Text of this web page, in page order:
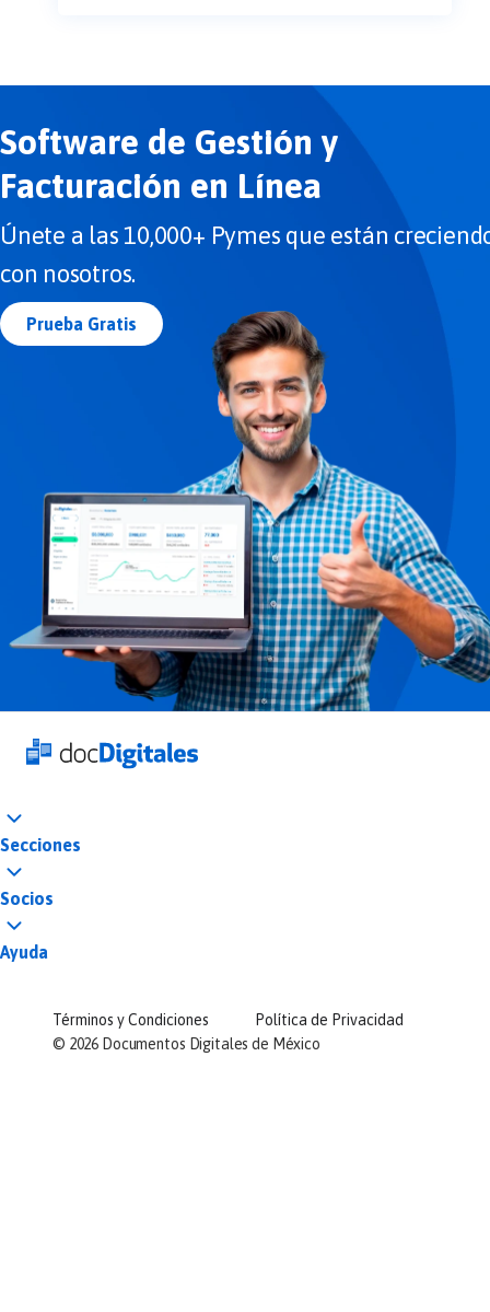
Software de Gestión y
Facturación en Línea
Únete a las 10,000+ Pymes que están
con nosotros.
Prueba Gratis
Secciones
Socios
Ayuda
© 2026 Documentos Digitales de México
Términos y Condiciones Política de Privacidad